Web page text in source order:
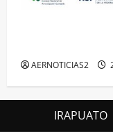
AERNOTICIAS2
IRAPUATO